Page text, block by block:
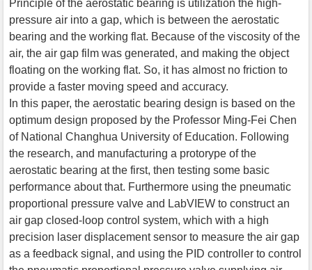
Principle of the aerostatic bearing is utilization the high-
pressure air into a gap, which is between the aerostatic
bearing and the working flat. Because of the viscosity of the
air, the air gap film was generated, and making the object
floating on the working flat. So, it has almost no friction to
provide a faster moving speed and accuracy.
In this paper, the aerostatic bearing design is based on the
optimum design proposed by the Professor Ming-Fei Chen
of National Changhua University of Education. Following
the research, and manufacturing a protorype of the
aerostatic bearing at the first, then testing some basic
performance about that. Furthermore using the pneumatic
proportional pressure valve and LabVIEW to construct an
air gap closed-loop control system, which with a high
precision laser displacement sensor to measure the air gap
as a feedback signal, and using the PID controller to control